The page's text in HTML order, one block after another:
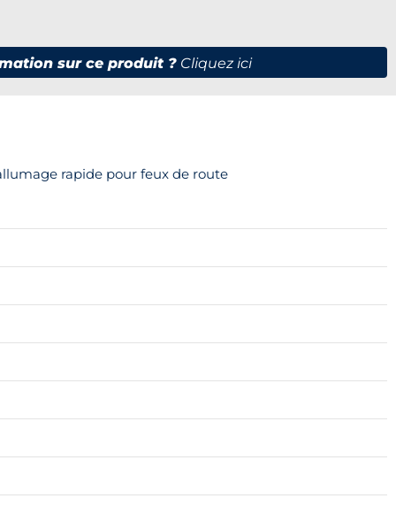
sur ce produit ? Cliquez ici
rapide pour feux de route